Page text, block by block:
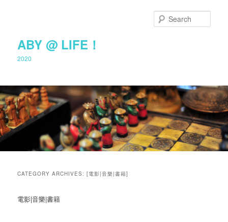
ABY @ LIFE！
2020
primary
secondary
CATEGORY ARCHIVES:[電影|音樂|書籍]
電影|音樂|書籍